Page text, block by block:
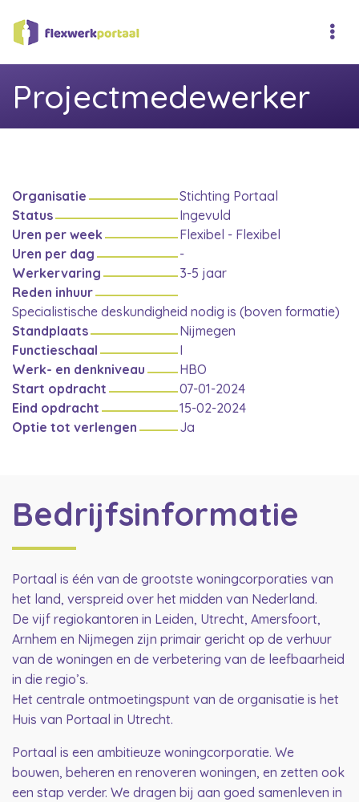
Projectmedewerker
Organisatie
Stichting Portaal
Status
Ingevuld
Uren per week
Flexibel - Flexibel
Uren per dag
-
Werkervaring
3-5 jaar
Reden inhuur
Specialistische deskundigheid nodig is (boven formatie)
Standplaats
Nijmegen
Functieschaal
I
Werk- en denkniveau
HBO
Start opdracht
07-01-2024
Eind opdracht
15-02-2024
Optie tot verlengen
Ja
Bedrijfsinformatie
Portaal is één van de grootste woningcorporaties van
het land, verspreid over het midden van Nederland.
De vijf regiokantoren in Leiden, Utrecht, Amersfoort,
Arnhem en Nijmegen zijn primair gericht op de verhuur
van de woningen en de verbetering van de leefbaarheid
in die regio’s.
Het centrale ontmoetingspunt van de organisatie is het
Huis van Portaal in Utrecht.
Portaal is een ambitieuze woningcorporatie. We
bouwen, beheren en renoveren woningen, en zetten ook
een stap verder. We dragen bij aan goed samenleven in